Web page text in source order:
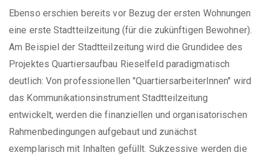
Ebenso erschien bereits vor Bezug der ersten Wohnungen
eine erste Stadtteilzeitung (für die zukünftigen Bewohner).
Am Beispiel der Stadtteilzeitung wird die Grundidee des
Projektes Quartiersaufbau Rieselfeld paradigmatisch
deutlich: Von professionellen "QuartiersarbeiterInnen" wird
das Kommunikationsinstrument Stadtteilzeitung
entwickelt, werden die finanziellen und organisatorischen
Rahmenbedingungen aufgebaut und zunächst
exemplarisch mit Inhalten gefüllt. Sukzessive werden die